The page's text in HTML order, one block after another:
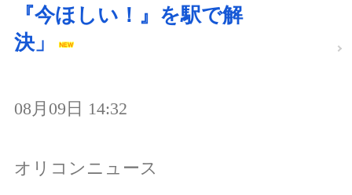
『今ほしい！』を駅で解
決」
08月09日 14:32
オリコンニュース